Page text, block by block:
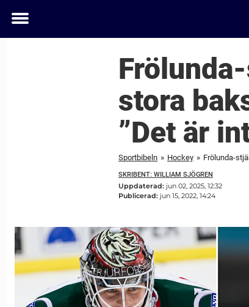
Toggle
stora
”Det är
Sportbibeln » Hockey » Frölunda-
SKRIBENT: WILLIAM SJÖGREN
Uppdaterad: jun 02, 2025, 12:32
Publicerad: jun 15, 2022, 14:24